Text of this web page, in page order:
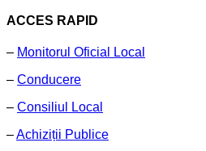
ACCES RAPID
– Monitorul Oficial Local
– Conducere
– Consiliul Local
–Achiziții Publice